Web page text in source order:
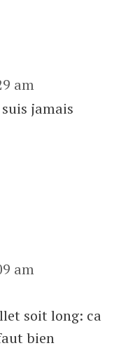
am
jamais
am
soit long: ca
bien